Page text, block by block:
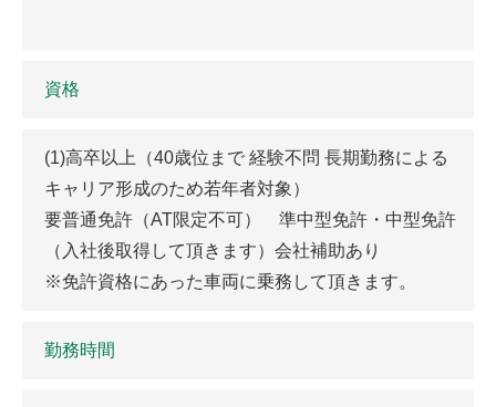
資格
(1)高卒以上（40歳位まで 経験不問 長期勤務による
キャリア形成のため若年者対象）
要普通免許（AT限定不可） 準中型免許・中型免許
（入社後取得して頂きます）会社補助あり
※免許資格にあった車両に乗務して頂きます。
勤務時間